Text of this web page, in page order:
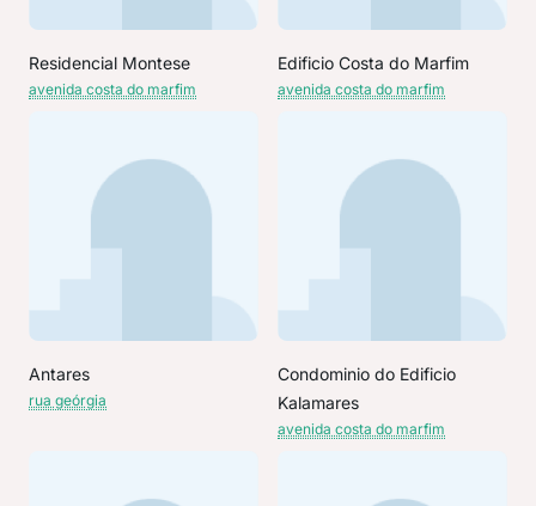
Residencial Montese
avenida costa do marfim
Edificio Costa do Marfim
avenida costa do marfim
Antares
rua geórgia
Condominio do Edificio
Kalamares
avenida costa do marfim